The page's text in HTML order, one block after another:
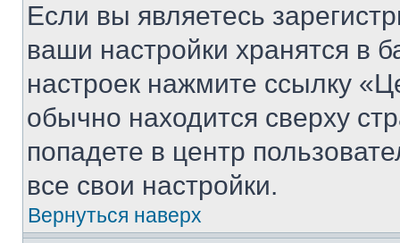
Если вы являетесь
ваши настройки хранятся в
настроек нажмите ссылку
обычно находится сверху
попадете в центр
все свои настройки.
Вернуться наверх